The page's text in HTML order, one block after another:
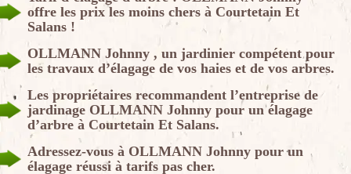
offre les prix les moins chers à Courtetain Et
Salans !
OLLMANN Johnny , un jardinier compétent pour
les travaux d’élagage de vos haies et de vos arbres.
Les propriétaires recommandent l’entreprise de
jardinage OLLMANN Johnny pour un élagage
d’arbre à Courtetain Et Salans.
Adressez-vous à OLLMANN Johnny pour un
élagage réussi à tarifs pas cher.